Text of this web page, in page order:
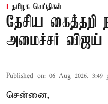
தமிழக செய்திகள்
தேசிய கைத்தறி
அமைச்சர் விஜய்
Published on: 06 Aug 2026, 3:49
சென்னை,